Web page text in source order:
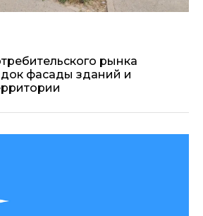
рынка
фасады зданий и